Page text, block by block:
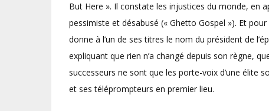
But Here ». Il constate les injustices du monde, en
pessimiste et désabusé (« Ghetto Gospel »). Et
donne à l’un de ses titres le nom du président de
expliquant que rien n’a changé depuis son règne,
successeurs ne sont que les porte-voix d’une élite
et ses téléprompteurs en premier lieu.